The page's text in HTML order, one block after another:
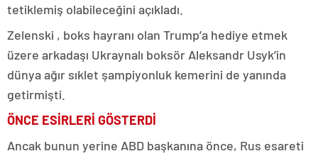
tetiklemiş olabileceğini açıkladı.
Zelenski , boks hayranı olan Trump’a hediye etmek
üzere arkadaşı Ukraynalı boksör Aleksandr Usyk’in
dünya ağır sıklet şampiyonluk kemerini de yanında
getirmişti.
ÖNCE ESİRLERİ GÖSTERDİ
Ancak bunun yerine ABD başkanına önce, Rus esareti